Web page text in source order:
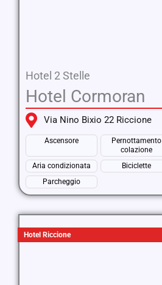
Hotel 2 Stelle
Hotel Cormoran
Via Nino Bixio 22 Riccione
Ascensore
Pernottamento
colazione
Aria condizionata Biciclette
Parcheggio
Hotel Riccione